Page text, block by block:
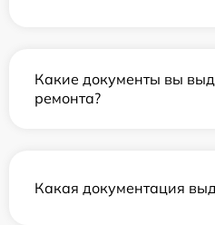
Какие документы вы
ремонта?
Какая документация